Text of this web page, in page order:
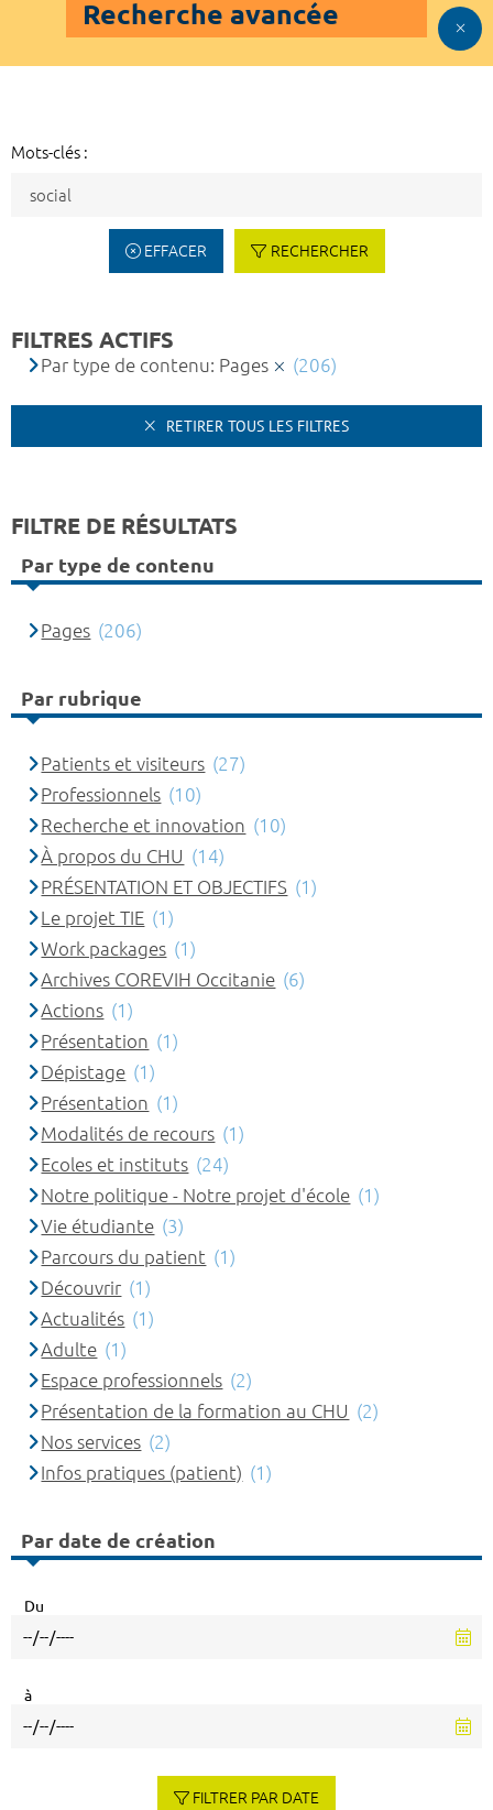
Recherche avancée
Mots-clés :
EFFACER RECHERCHER
FILTRES ACTIFS
Par type de contenu: Pages (206)
RETIRER TOUS LES FILTRES
FILTRE DE RÉSULTATS
Par type de contenu
Pages (206)
Par rubrique
Patients et visiteurs (27)
Professionnels (10)
Recherche et innovation (10)
À propos du CHU (14)
PRÉSENTATION ET OBJECTIFS (1)
Le projet TIE (1)
Work packages (1)
Archives COREVIH Occitanie (6)
Actions (1)
Présentation (1)
Dépistage (1)
Présentation (1)
Modalités de recours (1)
Ecoles et instituts (24)
Notre politique - Notre projet d'école (1)
Vie étudiante (3)
Parcours du patient (1)
Découvrir (1)
Actualités (1)
Adulte (1)
Espace professionnels (2)
Présentation de la formation au CHU (2)
Nos services (2)
Infos pratiques (patient) (1)
Par date de création
Du
à
FILTRER PAR DATE